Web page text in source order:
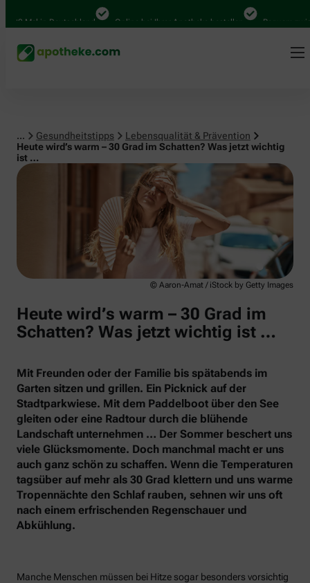
Mal in Deutschland Online bei Ihrer Apotheke bestellen Bequem
... Gesundheitstipps
Lebensqualität & Prävention
Heute wird’s warm – 30 Grad im Schatten? Was jetzt wichtig
ist …
Lebensqualität & Prävention
© Aaron-Amat / iStock by Getty Images
Heute wird’s warm – 30 Grad im
Schatten? Was jetzt wichtig ist …
Mit Freunden oder der Familie bis spätabends im
Garten sitzen und grillen. Ein Picknick auf der
Stadtparkwiese. Mit dem Paddelboot über den See
gleiten oder eine Radtour durch die blühende
Landschaft unternehmen … Der Sommer beschert uns
viele Glücksmomente. Doch manchmal macht er uns
auch ganz schön zu schaffen. Wenn die Temperaturen
tagsüber auf mehr als 30 Grad klettern und uns warme
Tropennächte den Schlaf rauben, sehnen wir uns oft
nach einem erfrischenden Regenschauer und
Abkühlung.
Manche Menschen müssen bei Hitze sogar besonders vorsichtig